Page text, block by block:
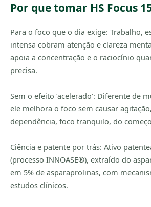
Por que tomar HS Focus
Para o foco que o dia exige: Trabalho,
intensa cobram atenção e clareza
apoia a concentração e o raciocínio
precisa.
Sem o efeito ‘acelerado’: Diferente de
ele melhora o foco sem causar
dependência, foco tranquilo, do
Ciência e patente por trás: Ativo
(processo INNOASE®), extraído do
em 5% de asparaprolinas, com
estudos clínicos.